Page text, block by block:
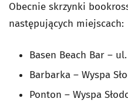
Obecnie skrzynki
następujących miejscach:
Basen Beach Bar –
Barbarka – Wyspa
Ponton – Wyspa